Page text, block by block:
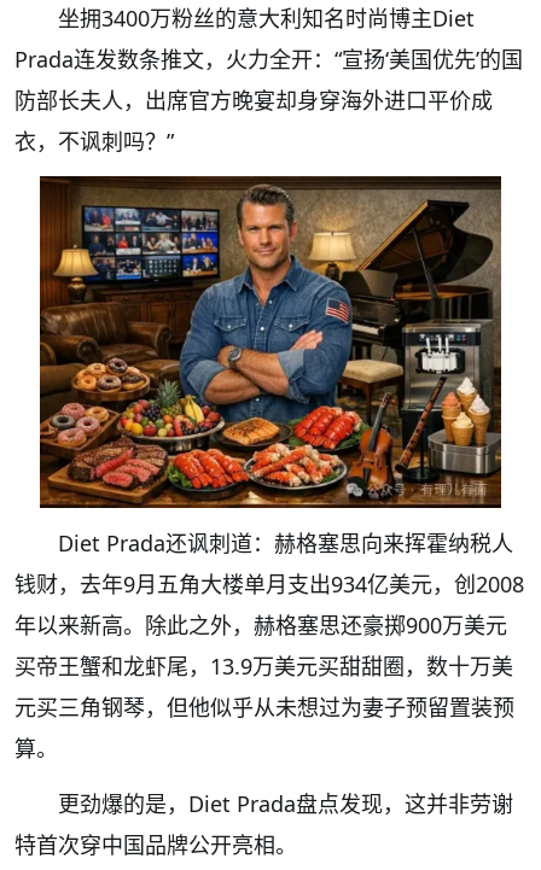
坐拥3400万粉丝的意大利知名时尚博主Diet
Prada连发数条推文，火力全开：“宣扬‘美国优先’的国
防部长夫人，出席官方晚宴却身穿海外进口平价成
衣，不讽刺吗？”
Diet Prada还讽刺道：赫格塞思向来挥霍纳税人
钱财，去年9月五角大楼单月支出934亿美元，创2008
年以来新高。除此之外，赫格塞思还豪掷900万美元
买帝王蟹和龙虾尾，13.9万美元买甜甜圈，数十万美
元买三角钢琴，但他似乎从未想过为妻子预留置装预
算。
更劲爆的是，Diet Prada盘点发现，这并非劳谢
特首次穿中国品牌公开亮相。